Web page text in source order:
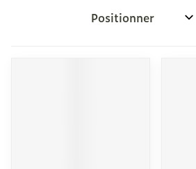
Trier par: